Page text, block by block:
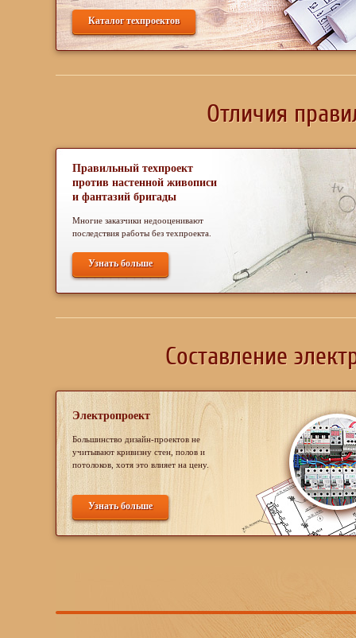
Каталог техпроектов
Отличия
Правильный техпроект
против настенной живописи
и фантазий бригады
Многие заказчики недооценивают
последствия работы без техпроекта.
Узнать больше
Составление
Электропроект
Большинство дизайн-проектов не
учитывают кривизну стен, полов и
потолоков, хотя это влияет на цену.
Узнать больше